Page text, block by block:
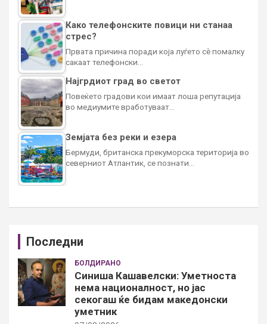
Како телефонските повици ни станаа
стрес?
Првата причина поради која луѓето сè помалку
сакаат телефонски…
Најгрдиот град во светот
Повеќето градови кои имаат лоша репутација
во медиумите вработуваат…
Земјата без реки и езера
Бермуди, британска прекуморска територија во
северниот Атлантик, се познати…
Последни
БОЛДИРАНО
Синиша Кашавелски: Уметноста
нема националност, но јас
секогаш ќе бидам македонски
уметник